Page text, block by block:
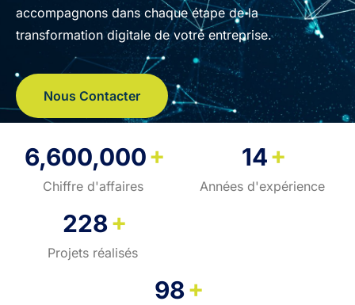
accompagnons dans chaque étape de la
transformation digitale de votre entreprise.
Nous Contacter
6,600,000+
Chiffre d'affaires
14+
Années d'expérience
228+
Projets réalisés
98+